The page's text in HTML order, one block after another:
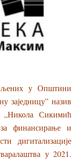
у Општини
заједницу” назив
„Никола Сикимић
финансирање и
дигитализације
у 2021.